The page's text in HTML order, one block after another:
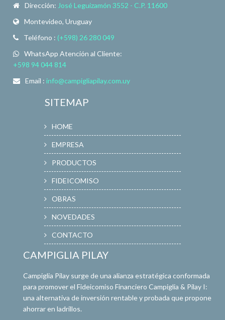
Dirección: José Leguizamón 3552 - C.P. 11600
Montevideo, Uruguay
Teléfono : (+598) 26 280 049
WhatsApp Atención al Cliente:
+598 94 044 814
Email :info@campigliapilay.com.uy
SITEMAP
HOME
EMPRESA
PRODUCTOS
FIDEICOMISO
OBRAS
NOVEDADES
CONTACTO
CAMPIGLIA PILAY
Campiglia Pilay surge de una alianza estratégica conformada
para promover el Fideicomiso Financiero Campiglia & Pilay I:
una alternativa de inversión rentable y probada que propone
ahorrar en ladrillos.